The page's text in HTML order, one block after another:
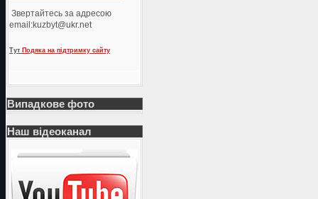
Звертайтесь за адресою
еmail:kuzbyt@ukr.net
Тут Подяка на підтримку сайту
Випадкове фото
Наш відеоканал